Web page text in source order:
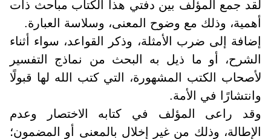
لقد جمع المؤلف بين دفتي هذا الكتاب مباحث ذات
أهمية، وذلك مع وضوح المعنى، وسلاسة العبارة.
إضافة إلى ضرب الأمثلة، وذكر القواعد، سواء أثناء
الشرح، أو ما ذيل به البحث من نماذج التفسير
لأصحاب الكتب المشهورة، التي كتب الله لها قبولًا
وانتشارًا في الأمة.
وقد راعى المؤلف في كتابه الاختصار وعدم
الإطالة، وذلك من غير إخلال بالمعنى أو المضمون؛